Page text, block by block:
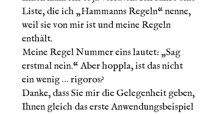
Liste, die ich „Hammanns Regeln“ nenne,
weil sie von mir ist und meine Regeln
enthält.
Meine Regel Nummer eins lautet: „Sag
erstmal nein.“ Aber hoppla, ist das nicht
ein wenig … rigoros?
Danke, dass Sie mir die Gelegenheit geben,
Ihnen gleich das erste Anwendungsbeispiel